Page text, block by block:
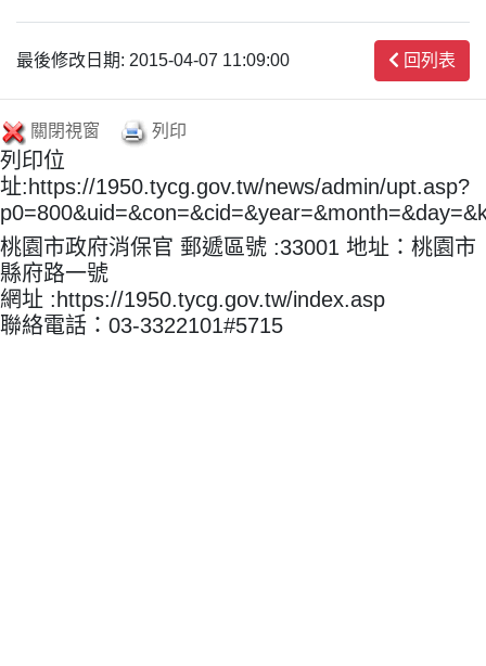
最後修改日期: 2015-04-07 11:09:00 回列表
關閉視窗 列印
列印位
址:https://1950.tycg.gov.tw/news/admin/upt.asp?
桃園市政府消保官 郵遞區號 :33001 地址：桃園市
縣府路一號
網址 :https://1950.tycg.gov.tw/index.asp
聯絡電話：03-3322101#5715